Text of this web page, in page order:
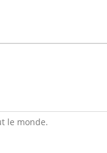
le monde.